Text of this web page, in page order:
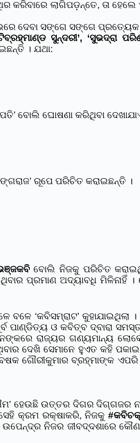
ଲାଗିପଡ଼ନ୍ତେ, ତା ହେଲେ
ଦେବା ସଙ୍ଗେ ସଙ୍ଗେ ପ୍ରତ୍ୟେକ
ସୁନ୍ଦରୀ’, ‘ସୁଭଦ୍ରା
। ଯଥା:
ବୋଲି ଘୋଷଣା କରିଥିବା
ରୂପେ ପରିଚିତ କରାଇଛନ୍ତି ।
ବୋଲି ନିଜକୁ ପରିଚିତ
ପ୍ରମାଣ ଅଦ୍ୟାବଧି ମିଳିନାହିଁ ।
‘କବିସମ୍ରାଟ’ କୁହାଯାଇଥିଲା ।
ପାଣ୍ଡିତ୍ୟ ଓ କବିତ୍ବ ଦ୍ବାରା
ରାଜ୍ୟର ଗଣ୍ୟମାନ୍ୟ
ଦେଖି ସେମାନେ ହୁଏତ କହି
ଗୌରୀକୁମାର ବ୍ରହ୍ମାଙ୍କ
ହେଉଛି ଉତ୍ତର ଦିଗର ଦିଗ୍‌ଗଜର
ସେହି କ୍ରମ ରକ୍ଷାକରି, ନିଜକୁ
ନିଜର ଜୀବଦ୍ଦଶାରେ କୌଣସି